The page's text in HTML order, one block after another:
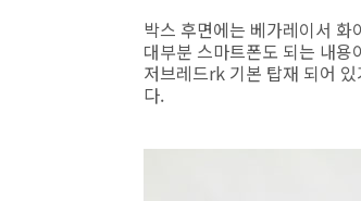
박스 후면에는 베가레이서
대부분 스마트폰도 되는 내
저브레드rk 기본 탑재 되어
다.